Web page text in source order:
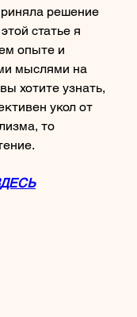
решение
статье я
опыте и
мыслями на
хотите узнать,
укол от
то